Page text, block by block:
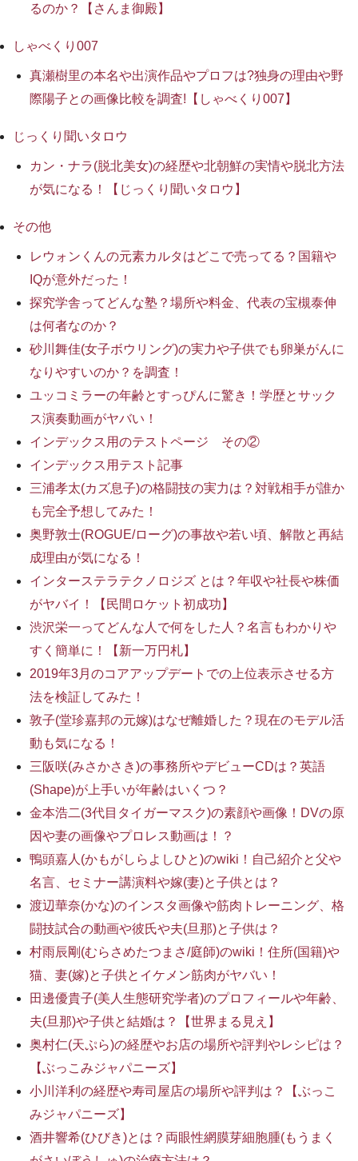
るのか？【さんま御殿】
しゃべくり007
真瀬樹里の本名や出演作品やプロフは?独身の理由や野
際陽子との画像比較を調査!【しゃべくり007】
じっくり聞いタロウ
カン・ナラ(脱北美女)の経歴や北朝鮮の実情や脱北方法
が気になる！【じっくり聞いタロウ】
その他
レウォンくんの元素カルタはどこで売ってる？国籍や
IQが意外だった！
探究学舎ってどんな塾？場所や料金、代表の宝槻泰伸
は何者なのか？
砂川舞佳(女子ボウリング)の実力や子供でも卵巣がんに
なりやすいのか？を調査！
ユッコミラーの年齢とすっぴんに驚き！学歴とサック
ス演奏動画がヤバい！
インデックス用のテストページ その②
インデックス用テスト記事
三浦孝太(カズ息子)の格闘技の実力は？対戦相手が誰か
も完全予想してみた！
奥野敦士(ROGUE/ローグ)の事故や若い頃、解散と再結
成理由が気になる！
インターステラテクノロジズ とは？年収や社長や株価
がヤバイ！【民間ロケット初成功】
渋沢栄一ってどんな人で何をした人？名言もわかりや
すく簡単に！【新一万円札】
2019年3月のコアアップデートでの上位表示させる方
法を検証してみた！
敦子(堂珍嘉邦の元嫁)はなぜ離婚した？現在のモデル活
動も気になる！
三阪咲(みさかさき)の事務所やデビューCDは？英語
(Shape)が上手いが年齢はいくつ？
金本浩二(3代目タイガーマスク)の素顔や画像！DVの原
因や妻の画像やプロレス動画は！？
鴨頭嘉人(かもがしらよしひと)のwiki！自己紹介と父や
名言、セミナー講演料や嫁(妻)と子供とは？
渡辺華奈(かな)のインスタ画像や筋肉トレーニング、格
闘技試合の動画や彼氏や夫(旦那)と子供は？
村雨辰剛(むらさめたつまさ/庭師)のwiki！住所(国籍)や
猫、妻(嫁)と子供とイケメン筋肉がヤバい！
田邊優貴子(美人生態研究学者)のプロフィールや年齢、
夫(旦那)や子供と結婚は？【世界まる見え】
奥村仁(天ぷら)の経歴やお店の場所や評判やレシピは？
【ぶっこみジャパニーズ】
小川洋利の経歴や寿司屋店の場所や評判は？【ぶっこ
みジャパニーズ】
酒井響希(ひびき)とは？両眼性網膜芽細胞腫(もうまく